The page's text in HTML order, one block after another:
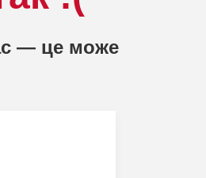
— це може